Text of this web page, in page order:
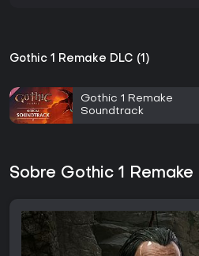
Gothic 1 Remake DLC (1)
Gothic 1 Remake
Soundtrack
Sobre Gothic 1 Remake